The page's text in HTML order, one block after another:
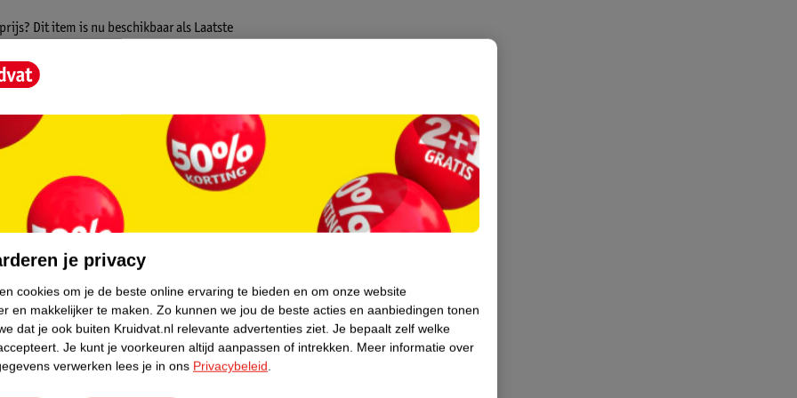
Dit item is nu beschikbaar als Laatste
is, dus de échte liefhebber moet
bieden wij alleen online aan. Het is niet
hieronder verder.
overal mee naar toe! Het bedje is
voorzien van wieltjes waardoor deze
op de rem. Voor de kleinste kindjes kun
is en zelfstandig kan gaan zitten, zet je
van een kruipluik, hiermee kan je
ook nog een opbergzak
Het reisbedje Dormeo kun je blijven
je de meegeleverde opbergtas.
je privacy
cookies om je de beste online ervaring te bieden en om onze website
en makkelijker te maken. Zo kunnen we jou de beste acties en aanbiedingen tonen
dat je ook buiten Kruidvat.nl relevante advertenties ziet. Je bepaalt zelf welke
Je kunt je voorkeuren altijd aanpassen of intrekken. Meer informatie over
verwerken lees je in ons Privacybeleid.